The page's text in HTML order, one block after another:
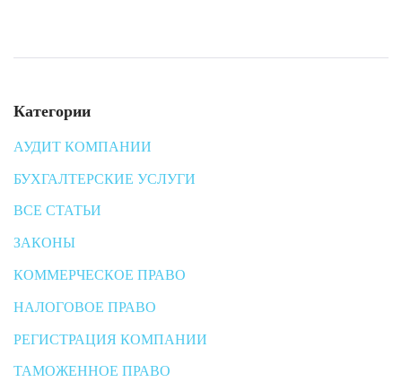
Категории
АУДИТ КОМПАНИИ
БУХГАЛТЕРСКИЕ УСЛУГИ
ВСЕ СТАТЬИ
ЗАКОНЫ
КОММЕРЧЕСКОЕ ПРАВО
НАЛОГОВОЕ ПРАВО
РЕГИСТРАЦИЯ КОМПАНИИ
ТАМОЖЕННОЕ ПРАВО